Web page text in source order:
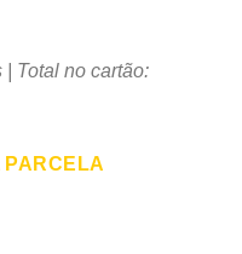
| Total no cartão:
PARCELA